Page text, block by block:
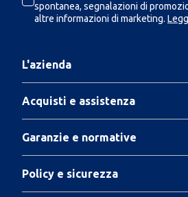
spontanea, segnalazioni di
altre informazioni di marketing.
L'azienda
Acquisti e assistenza
Garanzie e normative
Policy e sicurezza